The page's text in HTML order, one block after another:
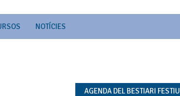
NOTÍCIES
AGENDA DEL BESTIARI FESTIU